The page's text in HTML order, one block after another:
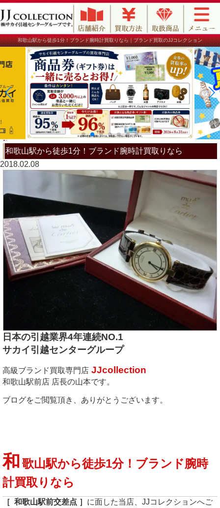
和歌山駅から徒歩1分！ブランド腕時計買取りなら｜ブランド買取のJJコレクション
和歌山駅から徒歩1分！ブランド腕時計買取りなら
2018.02.08
日本の引越業界4年連続NO.1
サカイ引越センターグループ
高級ブランド買取専門店 JJcollection
和歌山駅前店 店長の山本です。
ブログをご閲覧頂き、ありがとうございます。
和 歌山駅から徒歩1分！ブランド腕時
計買取りなら
［ 和歌山駅前交差点 ］ に面した当店、JJコレクションへご